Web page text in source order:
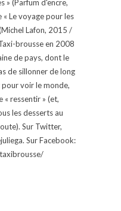
» (Parfum d'encre,
Le voyage pour les
Lafon, 2015 /
brousse en 2008
de pays, dont le
de sillonner de long
voir le monde,
« ressentir » (et,
les desserts au
Sur Twitter,
Sur Facebook: